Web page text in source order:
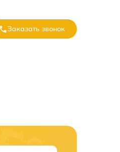
Заказать звонок